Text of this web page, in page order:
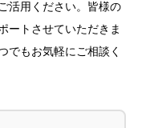
活用ください。皆様の
ートさせていただきま
でもお気軽にご相談く